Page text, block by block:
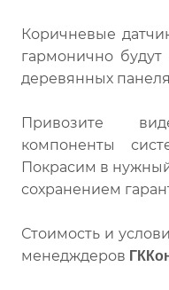
Коричневые
гармонично будут
деревянных
Привозите
компоненты
Покрасим в
сохранением
Стоимость и
менедждеров ГК